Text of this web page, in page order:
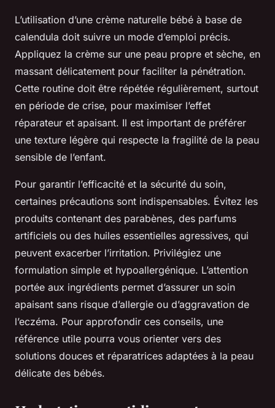
L’utilisation d’une crème naturelle bébé à base de
calendula doit suivre un mode d’emploi précis.
Appliquez la crème sur une peau propre et sèche, en
massant délicatement pour faciliter la pénétration.
Cette routine doit être répétée régulièrement, surtout
en période de crise, pour maximiser l’effet
réparateur et apaisant. Il est important de préférer
une texture légère qui respecte la fragilité de la peau
sensible de l’enfant.
Pour garantir l’efficacité et la sécurité du soin,
certaines précautions sont indispensables. Évitez les
produits contenant des parabènes, des parfums
artificiels ou des huiles essentielles agressives, qui
peuvent exacerber l’irritation. Privilégiez une
formulation simple et hypoallergénique. L’attention
portée aux ingrédients permet d’assurer un soin
apaisant sans risque d’allergie ou d’aggravation de
l’eczéma. Pour approfondir ces conseils, une
référence utile pourra vous orienter vers des
solutions douces et réparatrices adaptées à la peau
délicate des bébés.